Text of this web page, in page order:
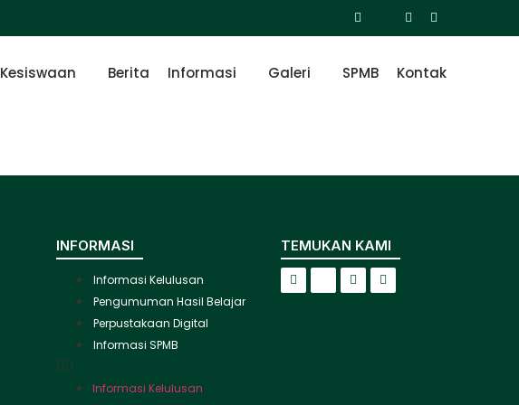
Kesiswaan Berita Informasi Galeri SPMB Kontak
INFORMASI
Informasi Kelulusan
Pengumuman Hasil Belajar
Perpustakaan Digital
Informasi SPMB
Informasi Kelulusan
TEMUKAN KAMI